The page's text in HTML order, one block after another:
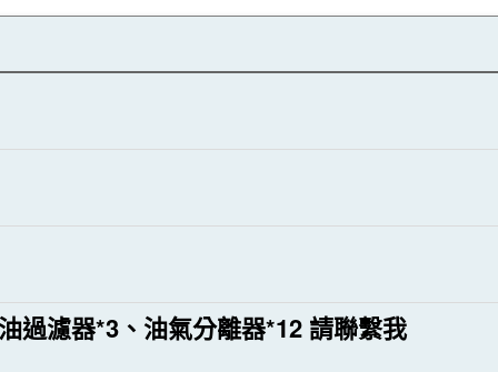
過濾器*3、油氣分離器*12 請聯繫我